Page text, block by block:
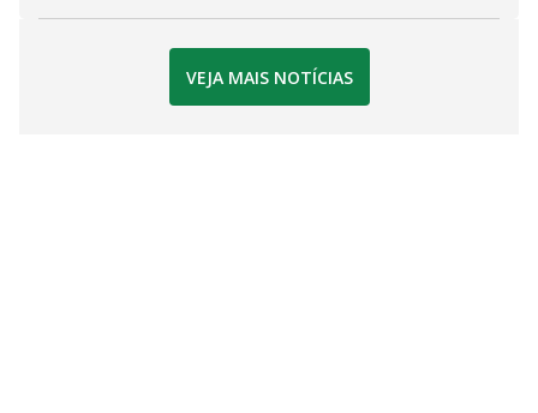
VEJA MAIS NOTÍCIAS